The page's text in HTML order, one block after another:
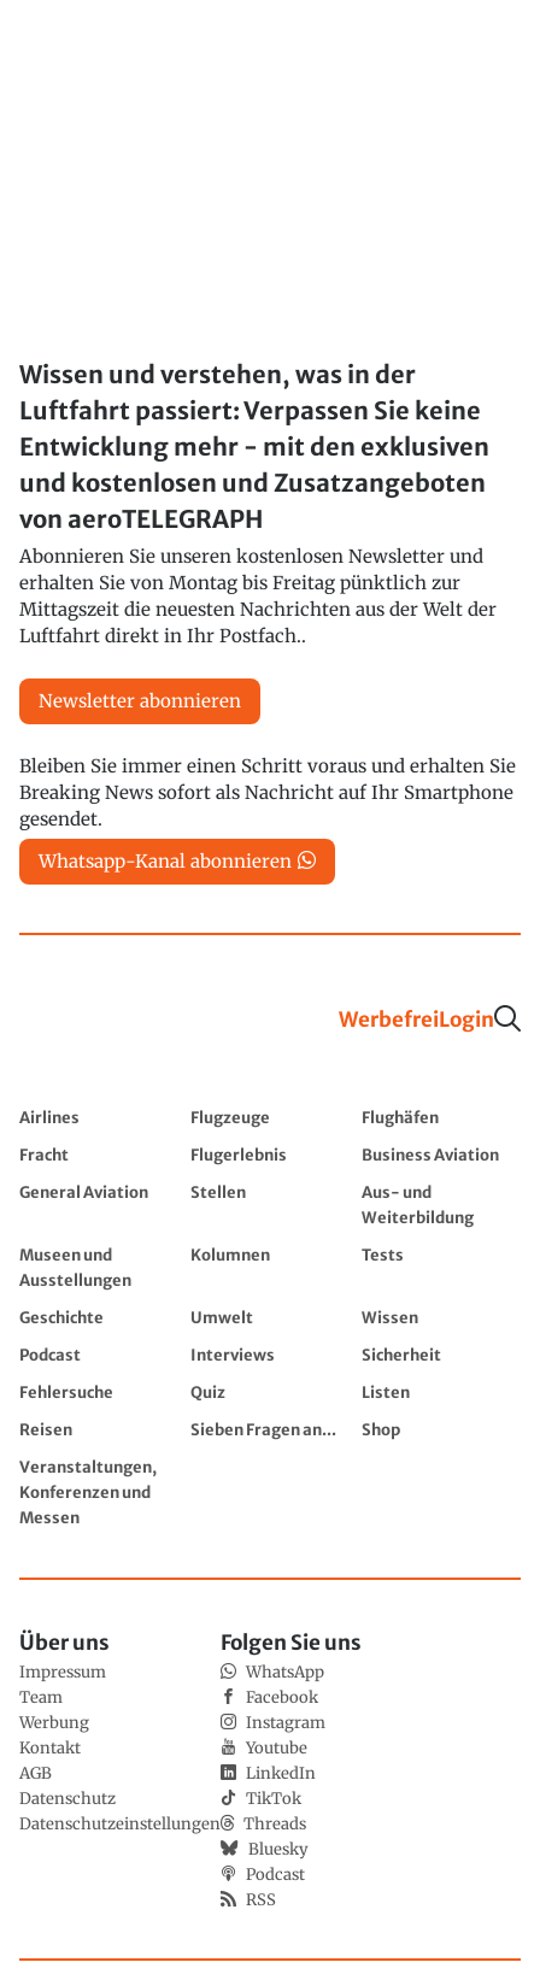
Wissen und verstehen, was in der
Luftfahrt passiert: Verpassen Sie keine
Entwicklung mehr - mit den exklusiven
und kostenlosen und Zusatzangeboten
von aeroTELEGRAPH
Abonnieren Sie unseren kostenlosen Newsletter und
erhalten Sie von Montag bis Freitag pünktlich zur
Mittagszeit die neuesten Nachrichten aus der Welt der
Luftfahrt direkt in Ihr Postfach..
Newsletter abonnieren
Bleiben Sie immer einen Schritt voraus und erhalten Sie
Breaking News sofort als Nachricht auf Ihr Smartphone
gesendet.
Whatsapp-Kanal abonnieren
WerbefreiLogin
Airlines Flugzeuge
Flughäfen
Fracht
Flugerlebnis
Business Aviation
General Aviation
Stellen
Aus- und
Weiterbildung
Museen und
Ausstellungen
Kolumnen Tests
Geschichte Umwelt
Wissen
Podcast
Interviews
Sicherheit
Fehlersuche
Quiz
Listen
Reisen
Sieben Fragen an...
Shop
Veranstaltungen,
Konferenzen und
Messen
Über uns
Impressum
Team
Werbung
Kontakt
AGB
Datenschutz
Datenschutzeinstellungen
Folgen Sie uns
WhatsApp
Facebook
Instagram
Youtube
LinkedIn
TikTok
Threads
Bluesky
Podcast
RSS